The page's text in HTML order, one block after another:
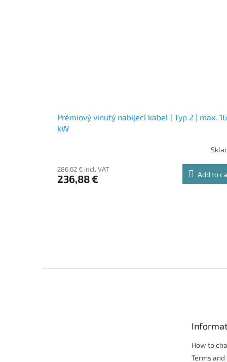
Prémiový vinutý nabíjecí kabel | Typ 2 | max.
kW
286,62 € incl. VAT
236,88 € Add to
How to
Terms